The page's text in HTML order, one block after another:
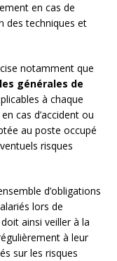
en cas de
des techniques et
notamment que
générales de
à chaque
cas d’accident ou
au poste occupé
risques
d’obligations
lors de
ainsi veiller à la
à leur
sur les risques